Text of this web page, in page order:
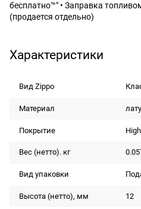
бесплатно™" • Заправка
(продается отдельно)
Характеристики
Вид Zippo
Материал
Покрытие
Вес (нетто). кг
Вид упаковки
Высота (нетто), мм 12